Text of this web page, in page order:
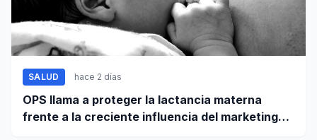
SALUD hace 2 días
OPS llama a proteger la lactancia materna
frente a la creciente influencia del marketing